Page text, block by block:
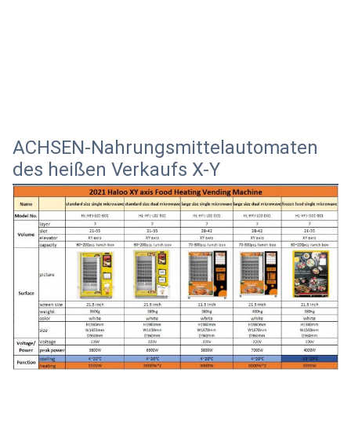
ACHSEN-Nahrungsmittelautomaten
des heißen Verkaufs X-Y